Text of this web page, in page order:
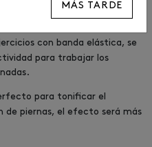
con banda elástica, se
para trabajar los
para tonificar el
de piernas, el efecto será más
MÁS TARDE